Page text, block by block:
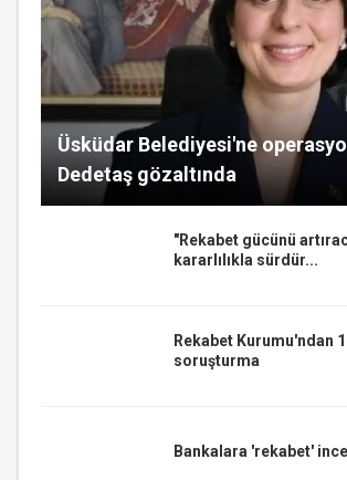
Üsküdar Belediyesi'ne
Dedetaş gözaltında
"Rekabet gücünü
kararlılıkla sürdür...
Rekabet Kurumu'ndan
soruşturma
Bankalara 'rekabet'